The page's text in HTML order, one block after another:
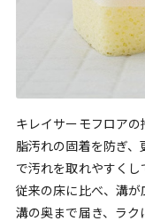
キレイサーモフロア
脂汚れの固着を防ぎ
で汚れを取れやすくし
従来の床に比べ、溝
溝の奥まで届き、ラ